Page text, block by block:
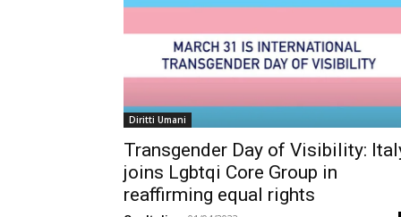
Diritti Umani
Transgender Day of Visibility:
joins Lgbtqi Core Group in
reaffirming equal rights